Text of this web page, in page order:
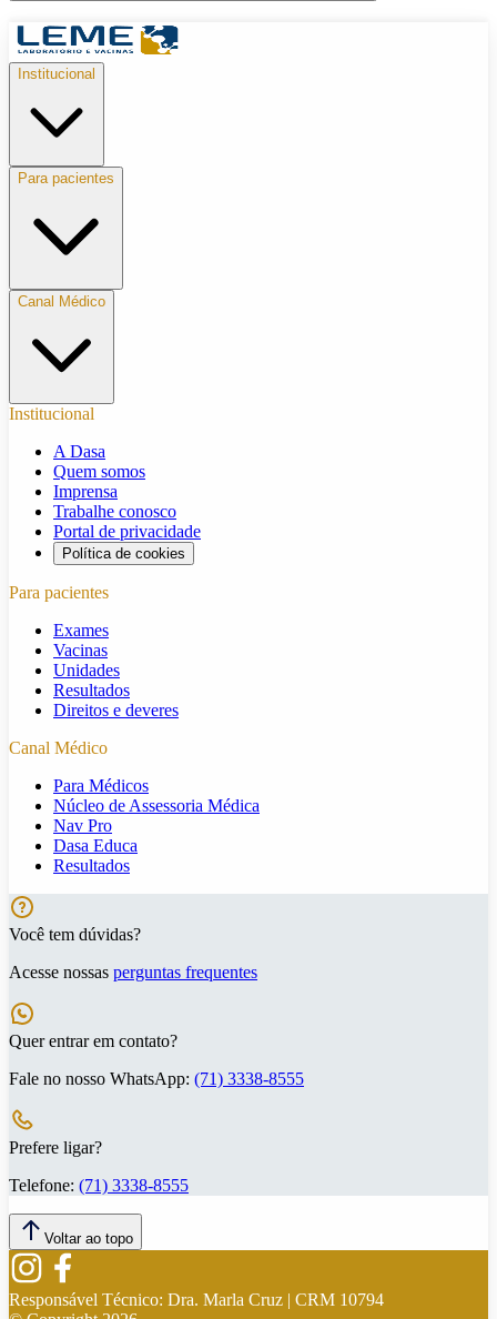
Institucional
Para pacientes
Canal Médico
Institucional
A Dasa
Quem somos
Imprensa
Trabalhe conosco
Portal de privacidade
Política de cookies
Para pacientes
Exames
Vacinas
Unidades
Resultados
Direitos e deveres
Canal Médico
Para Médicos
Núcleo de Assessoria Médica
Nav Pro
Dasa Educa
Resultados
Você tem dúvidas?
Acesse nossas perguntas frequentes
Quer entrar em contato?
Fale no nosso WhatsApp: (71) 3338-8555
Prefere ligar?
Telefone: (71) 3338-8555
Voltar ao topo
Responsável Técnico: Dra. Marla Cruz | CRM 10794